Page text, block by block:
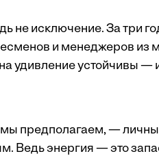
не исключение. За три
и менеджеров из
удивление устойчивы —
предполагаем, —
Ведь энергия — это